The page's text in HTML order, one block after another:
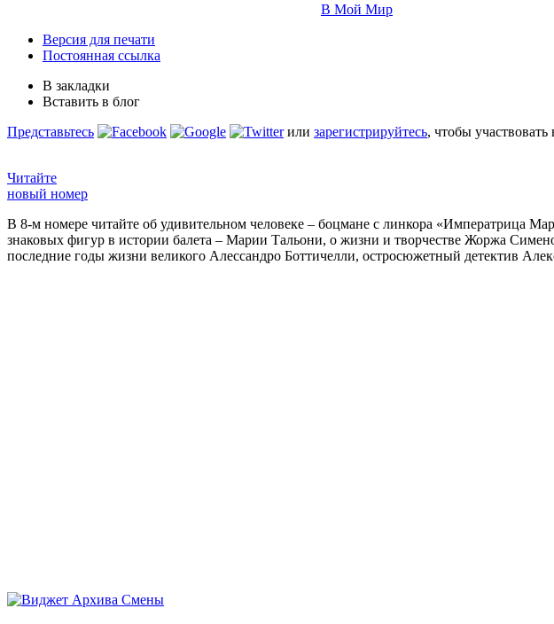
В Мой Мир
Версия для печати
Постоянная ссылка
В закладки
Вставить в блог
Представьтесь
или зарегистрируйтесь, чтобы
Читайте
новый номер
В 8-м номере читайте об удивительном человеке – боцмане с линкора «Императрица
знаковых фигур в истории балета – Марии Тальони, о жизни и творчестве Жоржа
последние годы жизни великого Алессандро Боттичелли, остросюжетный детектив